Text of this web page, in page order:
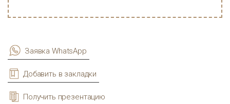
Заявка WhatsApp
Добавить в закладки
Получить презентацию